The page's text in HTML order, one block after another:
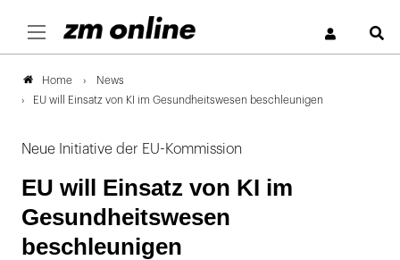
Home
News
EU will Einsatz von KI im Gesundheitswesen beschleunigen
Neue Initiative der EU-Kommission
EU will Einsatz von KI im
Gesundheitswesen
beschleunigen